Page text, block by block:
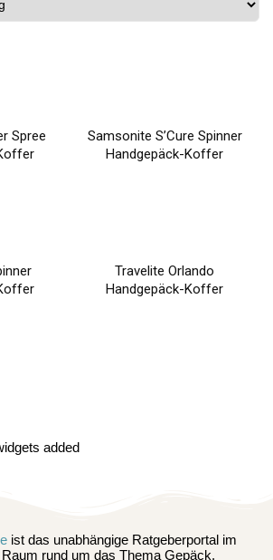
Spree
Samsonite S’Cure Spinner
Handgepäck-Koffer
Travelite Orlando
Handgepäck-Koffer
added
ist das unabhängige Ratgeberportal im
rund um das Thema Gepäck.